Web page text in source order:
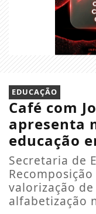
EDUCAÇÃO
Café com
apresenta
educação
Secretaria de
valorização
alfabetização